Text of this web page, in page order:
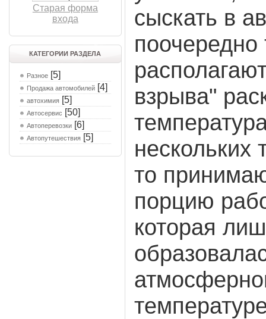
Старая форма
входа
КАТЕГОРИИ РАЗДЕЛА
Разное [5]
Продажа автомобилей [4]
автохимия [5]
Автосервис [50]
Автоперевозки [6]
Автопутешествия [5]
сыскать в
поочередно
взрыва"
нескольких
то
порцию
которая